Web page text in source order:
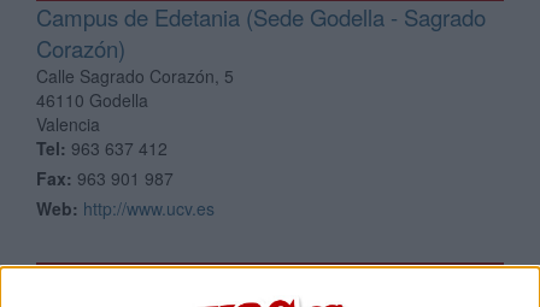
Campus de Edetania (Sede Godella - Sagrado
Corazón)
Calle Sagrado Corazón, 5
46110 Godella
Valencia
Tel: 963 637 412
Fax: 963 901 987
Web: http://www.ucv.es